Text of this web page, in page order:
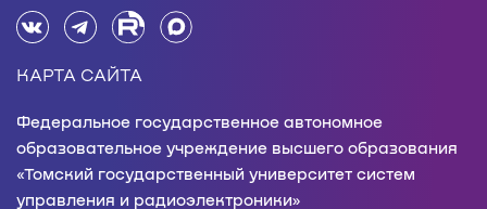
КАРТА САЙТА
Федеральное государственное автономное
образовательное учреждение высшего образования
«Томский государственный университет систем
управления и радиоэлектроники»